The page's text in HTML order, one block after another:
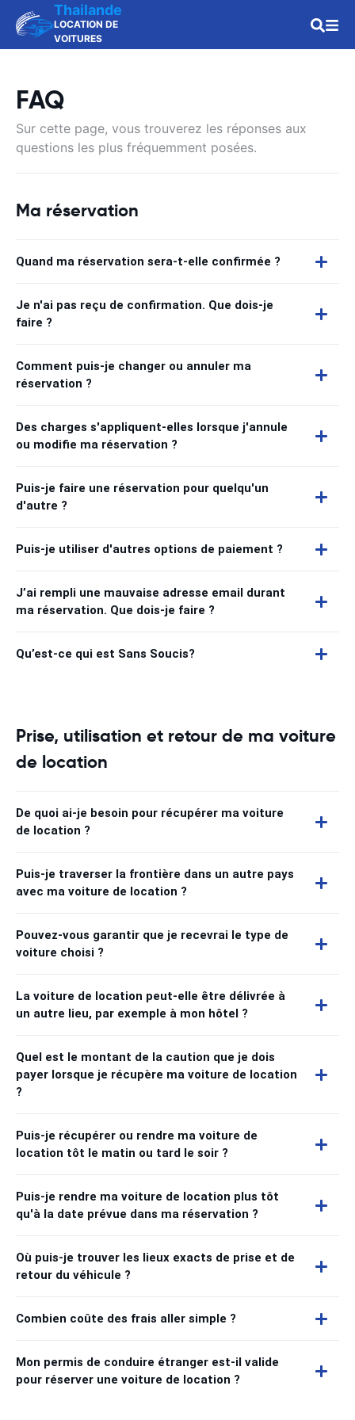
Thailande
LOCATION DE
VOITURES
FAQ
Sur cette page, vous trouverez les réponses aux
questions les plus fréquemment posées.
Ma réservation
Quand ma réservation sera-t-elle confirmée ?
Je n'ai pas reçu de confirmation. Que dois-je
faire ?
Comment puis-je changer ou annuler ma
réservation ?
Des charges s'appliquent-elles lorsque j'annule
ou modifie ma réservation ?
Puis-je faire une réservation pour quelqu'un
d'autre ?
Puis-je utiliser d'autres options de paiement ?
J’ai rempli une mauvaise adresse email durant
ma réservation. Que dois-je faire ?
Qu’est-ce qui est Sans Soucis?
Prise, utilisation et retour de ma voiture
de location
De quoi ai-je besoin pour récupérer ma voiture
de location ?
Puis-je traverser la frontière dans un autre pays
avec ma voiture de location ?
Pouvez-vous garantir que je recevrai le type de
voiture choisi ?
La voiture de location peut-elle être délivrée à
un autre lieu, par exemple à mon hôtel ?
Quel est le montant de la caution que je dois
payer lorsque je récupère ma voiture de location
?
Puis-je récupérer ou rendre ma voiture de
location tôt le matin ou tard le soir ?
Puis-je rendre ma voiture de location plus tôt
qu'à la date prévue dans ma réservation ?
Où puis-je trouver les lieux exacts de prise et de
retour du véhicule ?
Combien coûte des frais aller simple ?
Mon permis de conduire étranger est-il valide
pour réserver une voiture de location ?